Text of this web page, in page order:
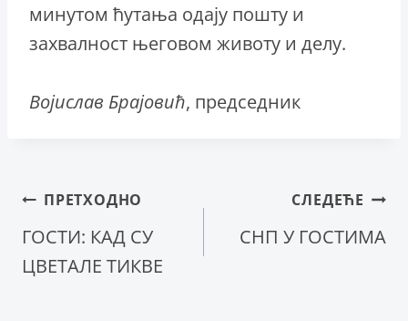
минутом ћутања одају пошту и
захвалност његовом животу и делу.
Војислав Брајовић, председник
Кретање
чланка
ПРЕТХОДНО
ГОСТИ: КАД СУ
ЦВЕТАЛЕ ТИКВЕ
СЛЕДЕЋЕ
СНП У ГОСТИМА